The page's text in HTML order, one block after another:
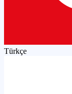
Türkçe